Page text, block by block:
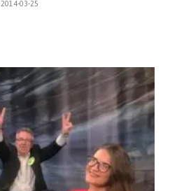
2014-03-25